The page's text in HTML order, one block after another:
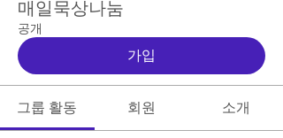
매일묵상나눔
공개
가입
그룹 활동 회원 소개